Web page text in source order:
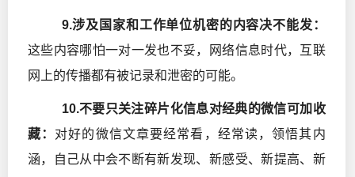
9.涉及国家和工作单位机密的内容决不能发：
这些内容哪怕一对一发也不妥，网络信息时代，互联
网上的传播都有被记录和泄密的可能。
10.不要只关注碎片化信息对经典的微信可加收
藏： 对好的微信文章要经常看，经常读，领悟其内
涵，自己从中会不断有新发现、新感受、新提高、新